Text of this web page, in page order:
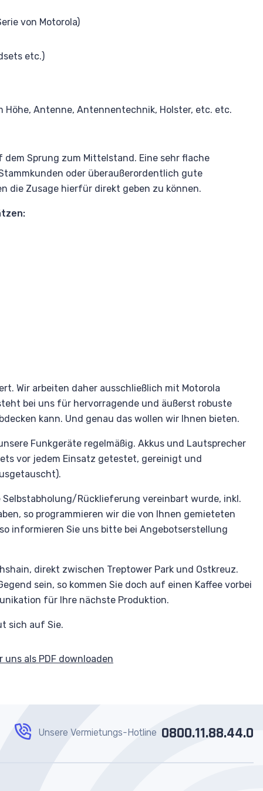
von Motorola)
etc.)
Antenne, Antennentechnik, Holster, etc. etc.
Sprung zum Mittelstand. Eine sehr flache
oder überaußerordentlich gute
die Zusage hierfür direkt geben zu können.
Wir arbeiten daher ausschließlich mit Motorola
bei uns für hervorragende und äußerst robuste
kann. Und genau das wollen wir Ihnen bieten.
Funkgeräte regelmäßig. Akkus und Lautsprecher
vor jedem Einsatz getestet, gereinigt und
Rücklieferung vereinbart wurde, inkl.
so programmieren wir die von Ihnen gemieteten
informieren Sie uns bitte bei Angebotserstellung
direkt zwischen Treptower Park und Ostkreuz.
sein, so kommen Sie doch auf einen Kaffee vorbei
für Ihre nächste Produktion.
sich auf Sie.
als PDF downloaden
Unsere Vermietungs-Hotline 0800.11.88.44.0